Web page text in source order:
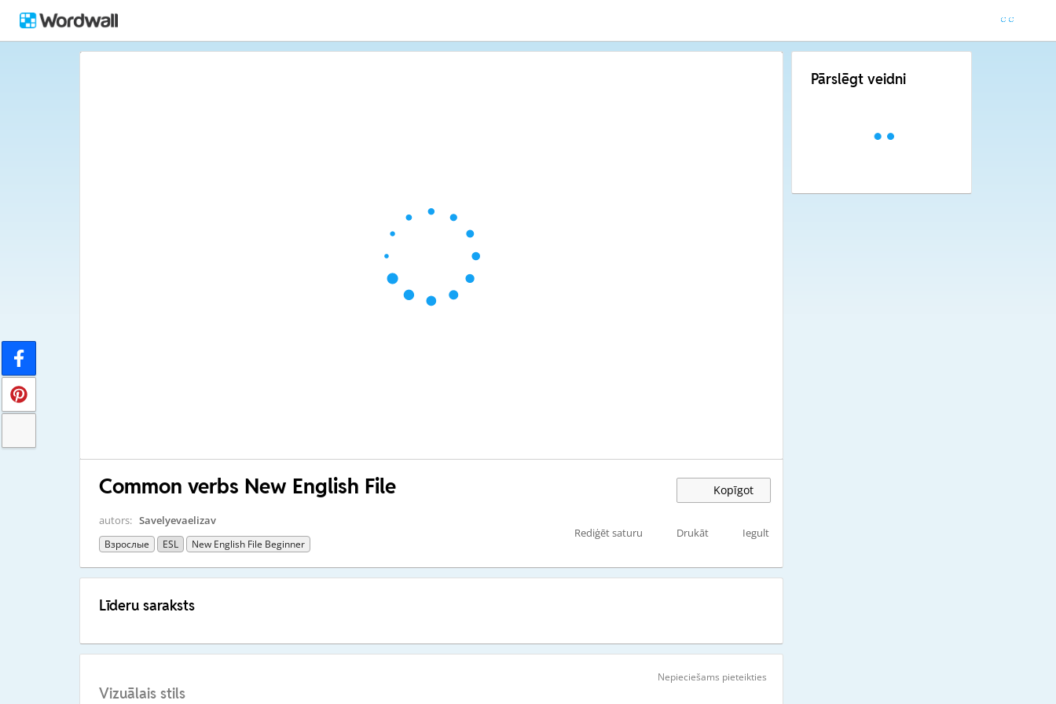
Common verbs New English File Kopīgot
autors: Savelyevaelizav
Взрослые ESL New English File Beginner
Rediģēt saturu Drukāt Iegult
Līderu saraksts
Nepieciešams pieteikties
Vizuālais stils
Pārslēgt veidni